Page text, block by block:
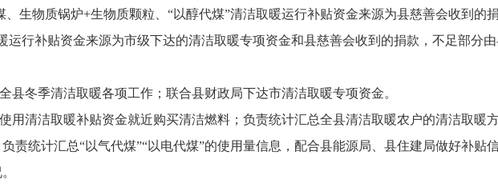
生物质锅炉+生物质颗粒、“以醇代煤”清洁取暖运行补贴资金来源为县慈善会收到的捐
运行补贴资金来源为市级下达的清洁取暖专项资金和县慈善会收到的捐款，不足部分由
县冬季清洁取暖各项工作；联合县财政局下达市清洁取暖专项资金。
用清洁取暖补贴资金就近购买清洁燃料；负责统计汇总全县清洁取暖农户的清洁取暖
责统计汇总“以气代煤”“以电代煤”的使用量信息，配合县能源局、县住建局做好补贴